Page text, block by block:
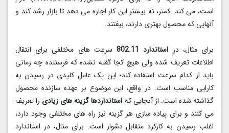
است، می کند. کمتر، نه بیشتر این کار اجازه می دهد تا بازار رشد کند و
آنهایی که محصول بهتری دارند، بیفتند.
برای مثال، دراستاندارد 802.11
سرعت های مختلفی برای انتقال
اطلاعات تعریف شده ولی هیچ کجا گفته نشده که فرستنده چه زمانی
باید از کدام سرعت استفاده کند؛ این یک عامل کلیدی در رسیدن به
کارایی مناسب است. در واقع، این موضوع بر عهده سازنده محصول
گذاشته شده است. از آنجایی کهاستانداردها گزینه های زیادیرا تعریف
می کنند و برای پیاده سازی هر گزینه نیز راه های مختلفی وجود دارد،
اغلب رسیدن به کارکرد متقابل دشوار است. برای مثال، در استاندارد